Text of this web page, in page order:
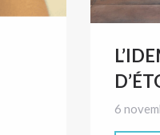
6